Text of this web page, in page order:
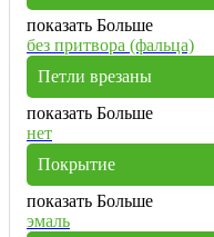
показать Больше
без притвора (фальца)
Петли врезаны
показать Больше
нет
Покрытие
показать Больше
эмаль